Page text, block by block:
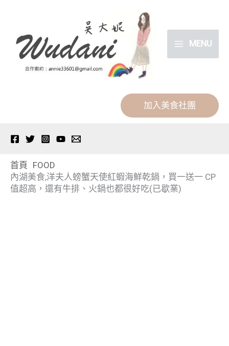
MENU
加入美食社團
首頁 FOOD
內湖美食,洋夫人螃蟹天使紅蝦海鮮乾鍋，買一送一 CP
值超高，還有牛排、火鍋也都很好吃(已歇業)